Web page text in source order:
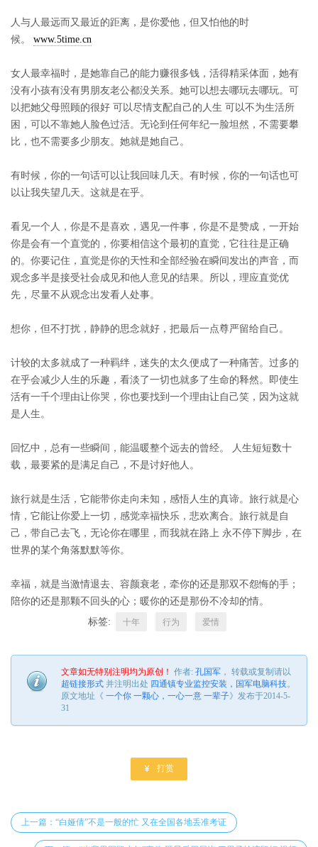
人与人最远而又最近的距离，是你爱他，但又怕他的时
候。 www.5time.cn
女人最幸福时，是她靠自己的能力赚很多钱，活得精采体面，她有
没有小孩有没有男朋友老公都没关系。她可以想去哪玩去哪玩。可
以把她父母照顾的很好 可以尽情支配自己的人生 可以不为生活所
困，可以不靠她人脸色过活。无论到任何年纪一脸坦然，不需要攀
比，也不需要多少朋友。她就是她自己。
有时候，你的一句话可以让我回味几天。有时候，你的一句话也可
以让我失望几天。这就是在乎。
看见一个人，你是不是喜欢，遇见一件事，你是不是赞成，一开始
你是会有一个直觉的，你要相信这个最初的直觉，它往往是正确
的。你要记住，直觉是你的天性和全部经验在瞬间发出的声音，而
观念多半是接受社会成见和他人意见的结果。所以，理应直觉优
先，尽量不从观念出发看人处事。
想你，但不打扰，静静的思念就好，把最后一点尊严留给自己。
计较的太多就成了一种羁绊，迷失的太久便成了一种痛苦。过多的
在乎会减少人生的乐趣，看淡了一切也就多了生命的释然。即使生
活有一千个理由让你哭，你也要找到一个理由让自己笑，因为这就
是人生。
回忆中，总有一些瞬间，能温暖整个远去的曾经。 人生短短数十
载，最要紧的是满足自己，不是讨好他人。
旅行就是生活，它能带你走向未知，感悟人生的真谛。旅行就是心
情，它能让你爱上一切，感觉幸福快乐，悲欢离合。旅行就是自
己，带自己去飞，无论你在哪里，而我就在路上 永不停下脚步，在
世界的某个角落默默等你。
幸福，就是当激情退去、容颜衰老，牵你的还是那双不怨悔的手；
陪你的还是那颗不回头的心；暖你的还是那份不冷却的情。
标签:
十年 行为 爱情
文章如无特别注明均为原创！ 作者: 孔国军 ， 转载或复制请以
超链接形式 并注明出处 四通镇专业监控安装，国军电脑科技。
原文地址《 一个你 一颗心，一心一意 一辈子》发布于2014-5-
31
 打赏
上一篇：“白娅倩”不是一般的忙 又在全国各地丢准考证